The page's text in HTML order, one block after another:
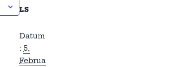
LS
Datum
: 5.
Februa